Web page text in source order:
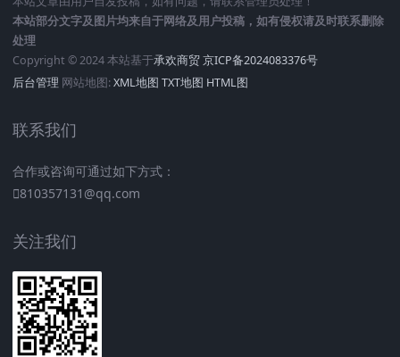
本站部分文字及图片均来自于网络及用户投稿，如有侵权请及时联系删除
处理
Copyright © 2024 本站基于承欢商贸京ICP备2024083376号
后台管理 网站地图:XML地图 TXT地图 HTML图
联系我们
合作或咨询可通过如下方式：
810357131@qq.com
关注我们